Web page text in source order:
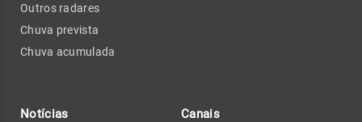
Outros radares
Chuva prevista
Chuva acumulada
Notícias Canais